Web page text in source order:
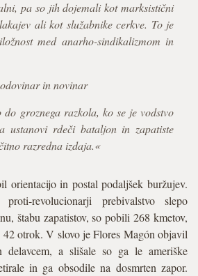
pa so jih dojemali kot marksistični
ali kot služabnike cerkve. To je
med anarho-sindikalizmom in
in novinar
groznega razkola, ko se je vodstvo
ustanovi rdeči bataljon in zapatiste
razredna izdaja.«
orientacijo in postal podaljšek buržujev.
revolucionarji prebivalstvo slepo
štabu zapatistov, so pobili 268 kmetov,
otrok. V slovo je Flores Magón objavil
delavcem, a slišale so ga le ameriške
in ga obsodile na dosmrten zapor.